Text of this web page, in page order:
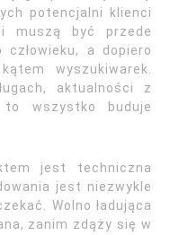
potencjalni klienci
muszą być przede
a dopiero
wyszukiwarek.
aktualności z
wszystko buduje
jest techniczna
jest niezwykle
Wolno ładująca
zanim zdąży się w